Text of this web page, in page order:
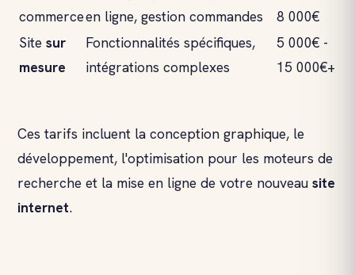
commerceen ligne, gestion commandes
8 000€
Site sur
mesure
Fonctionnalités spécifiques,
intégrations complexes
5 000€ -
15 000€+
Ces tarifs incluent la conception graphique, le
développement, l'optimisation pour les moteurs de
recherche et la mise en ligne de votre nouveau site
internet.